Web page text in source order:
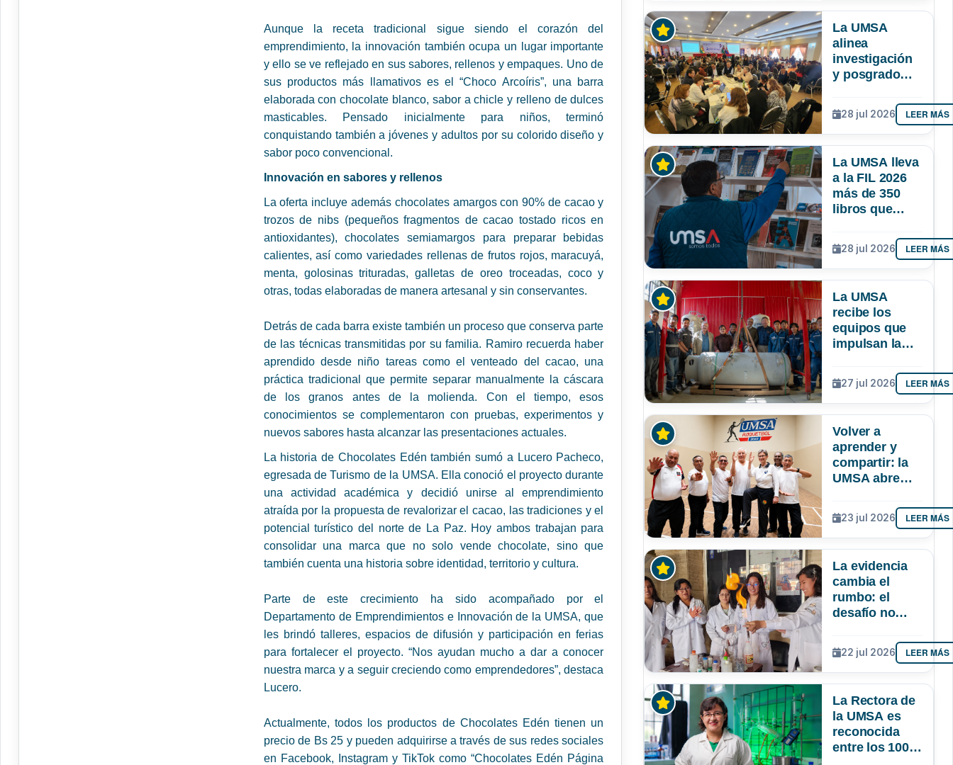
Aunque la receta tradicional sigue siendo el corazón del
emprendimiento, la innovación también ocupa un lugar importante
y ello se ve reflejado en sus sabores, rellenos y empaques. Uno de
sus productos más llamativos es el “Choco Arcoíris”, una barra
elaborada con chocolate blanco, sabor a chicle y relleno de dulces
masticables. Pensado inicialmente para niños, terminó
conquistando también a jóvenes y adultos por su colorido diseño y
sabor poco convencional.
Innovación en sabores y rellenos
La oferta incluye además chocolates amargos con 90% de cacao y
trozos de nibs (pequeños fragmentos de cacao tostado ricos en
antioxidantes), chocolates semiamargos para preparar bebidas
calientes, así como variedades rellenas de frutos rojos, maracuyá,
menta, golosinas trituradas, galletas de oreo troceadas, coco y
otras, todas elaboradas de manera artesanal y sin conservantes.
Detrás de cada barra existe también un proceso que conserva parte
de las técnicas transmitidas por su familia. Ramiro recuerda haber
aprendido desde niño tareas como el venteado del cacao, una
práctica tradicional que permite separar manualmente la cáscara
de los granos antes de la molienda. Con el tiempo, esos
conocimientos se complementaron con pruebas, experimentos y
nuevos sabores hasta alcanzar las presentaciones actuales.
La historia de Chocolates Edén también sumó a Lucero Pacheco,
egresada de Turismo de la UMSA. Ella conoció el proyecto durante
una actividad académica y decidió unirse al emprendimiento
atraída por la propuesta de revalorizar el cacao, las tradiciones y el
potencial turístico del norte de La Paz. Hoy ambos trabajan para
consolidar una marca que no solo vende chocolate, sino que
también cuenta una historia sobre identidad, territorio y cultura.
Parte de este crecimiento ha sido acompañado por el
Departamento de Emprendimientos e Innovación de la UMSA, que
les brindó talleres, espacios de difusión y participación en ferias
para fortalecer el proyecto. “Nos ayudan mucho a dar a conocer
nuestra marca y a seguir creciendo como emprendedores”, destaca
Lucero.
Actualmente, todos los productos de Chocolates Edén tienen un
precio de Bs 25 y pueden adquirirse a través de sus redes sociales
en Facebook, Instagram y TikTok como “Chocolates Edén Página
La UMSA
alinea
investigación
y posgrado
responda
mejor a las
de Bolivia
28 jul 2026 LEER MÁS
La UMSA lleva
a la FIL 2026
más de 350
libros que
conocimiento
que se genera
en Bolivia
28 jul 2026 LEER MÁS
La UMSA
recibe los
equipos que
impulsan la
oxígeno
medicinal
27 jul 2026 LEER MÁS
Volver a
aprender y
compartir: la
UMSA abre
para adultos
mayores
23 jul 2026 LEER MÁS
La evidencia
cambia el
rumbo: el
desafío no
más niñas a la
ciencia, sino
lograr que
y lideren
22 jul 2026 LEER MÁS
La Rectora de
la UMSA es
reconocida
entre los 100